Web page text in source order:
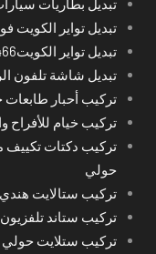
تبديل بطاريات
تبديل تواير الكويت
تبديل تواير الكويت50996466
تبديل شاشة تلفون
تركيب أحبار طابعات
تركيب خيام
تركيب دكتات
حولي
تركيب ستالايت
تركيب ستاند تلفزيون
تركيب ستلايت